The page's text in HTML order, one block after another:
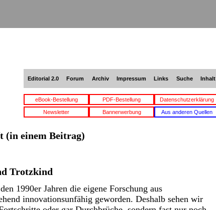
Editorial 2.0 Forum Archiv Impressum Links Suche Inhalt
eBook-Bestellung PDF-Bestellung Datenschutzerklärung
Newsletter Bannerwerbung Aus anderen Quellen
(in einem Beitrag)
Trotzkind
1990er Jahren die eigene Forschung aus
innovationsunfähig geworden. Deshalb sehen wir